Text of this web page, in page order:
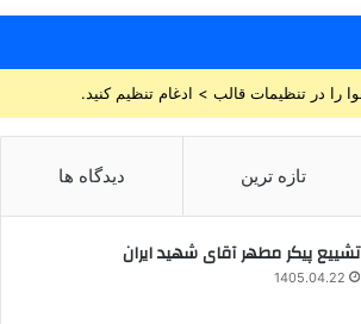
تازه ترین دیدگاه ها
تشییع پیکر مطهر آقای شهید ایران
1405.04.22